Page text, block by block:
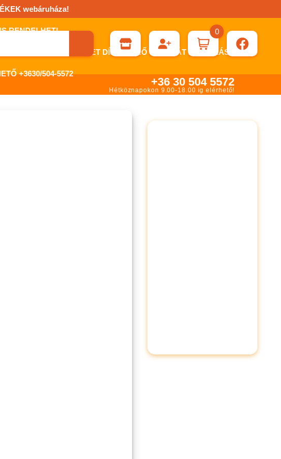
webáruháza!
RENDELHET!
ESETÉN KÉRHET DÍJBEKÉRŐ SZÁMLÁT ÁTUTALÁSHOZ.
+3630/504-5572
0
+36 30 504 5572
Hétköznapokon 9.00-18.00 ig elérhető!